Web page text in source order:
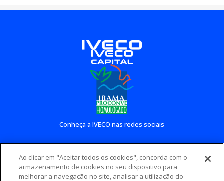
Conheça a IVECO nas redes sociais
Conheça outros sites IVECO
Ao clicar em "Aceitar todos os cookies", concorda com o
armazenamento de cookies no seu dispositivo para
melhorar a navegação no site, analisar a utilização do